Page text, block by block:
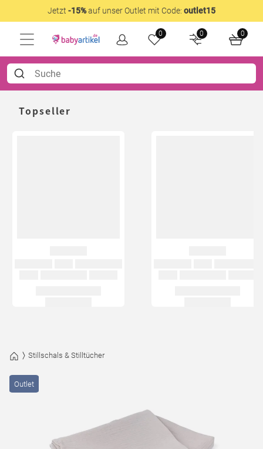
Jetzt -15%auf unser Outlet mit Code: outlet15
0 0 0
Topseller
Stillschals & Stilltücher
Outlet